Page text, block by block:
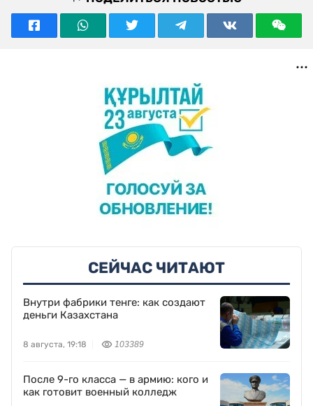
СЕЙЧАС ЧИТАЮТ
Внутри фабрики тенге: как создают
деньги Казахстана
8 августа, 19:18 103389
После 9-го класса — в армию: кого и
как готовит военный колледж